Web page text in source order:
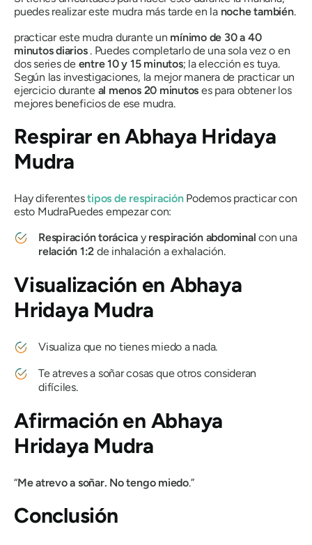
puedes realizar este mudramás tarde en la noche también.
practicar este mudra durante un mínimo de 30 a 40
minutos diarios. Puedes completarlo de una sola vez o en
dos series de entre 10 y 15 minutos; la elección es tuya.
Según las investigaciones, la mejor manera de practicar un
ejercicio durante al menos 20 minutos es para obtener los
mejores beneficios de ese mudra.
Respirar enAbhaya Hridaya
Mudra
Hay diferentestipos de respiraciónPodemos practicar con
esto MudraPuedes empezar con:
Respiración torácica y respiración abdominal con una
relación 1:2 de inhalación a exhalación.
Visualización en Abhaya
Hridaya Mudra
Visualiza que no tienes miedo a nada.
Te atreves a soñar cosas que otros consideran
difíciles.
Afirmación en Abhaya
Hridaya Mudra
“Me atrevo a soñar. No tengo miedo.”
Conclusión